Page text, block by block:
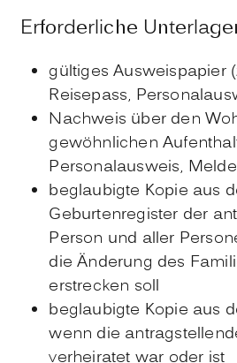
Erforderliche
gültiges Ausweispapier
Reisepass,
Nachweis über den
gewöhnlichen
Personalausweis,
beglaubigte Kopie aus
Geburtenregister der
Person und aller
die Änderung des
erstrecken soll
beglaubigte Kopie aus
wenn die